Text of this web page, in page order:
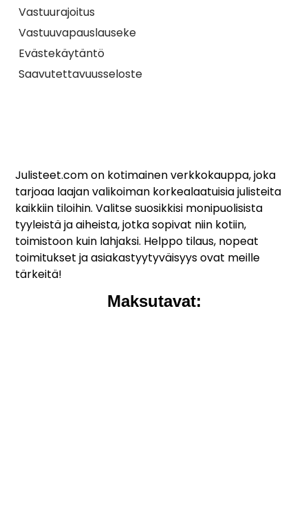
Julisteet.com on kotimainen verkkokauppa, joka
tarjoaa laajan valikoiman korkealaatuisia julisteita
kaikkiin tiloihin. Valitse suosikkisi monipuolisista
tyyleistä ja aiheista, jotka sopivat niin kotiin,
toimistoon kuin lahjaksi. Helppo tilaus, nopeat
toimitukset ja asiakastyytyväisyys ovat meille
tärkeitä!
Maksutavat:
Vastuurajoitus
Vastuuvapauslauseke
Evästekäytäntö
Saavutettavuusseloste